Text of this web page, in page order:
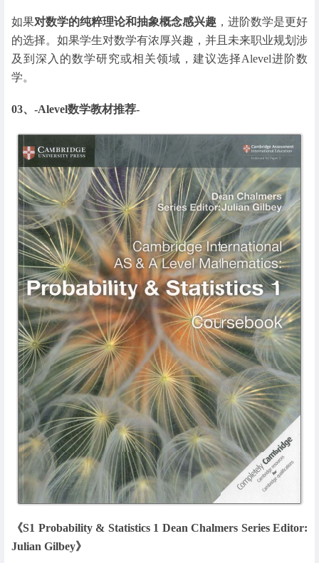
如果对数学的纯粹理论和抽象概念感兴趣 ，进阶数学是更好
的选择。如果学生对数学有浓厚兴趣，并且未来职业规划涉
及到深入的数学研究或相关领域，建议选择Alevel进阶数
学。
03、-Alevel数学教材推荐-
《S1 Probability & Statistics 1 Dean Chalmers Series Editor:
Julian Gilbey》